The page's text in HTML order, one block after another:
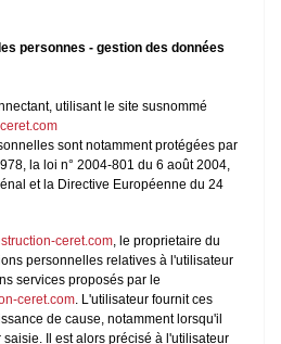
personnes - gestion des données
utilisant le site susnommé
sont notamment protégées par
la loi n° 2004-801 du 6 août 2004,
et la Directive Européenne du 24
ceret.com, le proprietaire du
personnelles relatives à l'utilisateur
services proposés par le
ceret.com. L'utilisateur fournit ces
de cause, notamment lorsqu'il
Il est alors précisé à l'utilisateur